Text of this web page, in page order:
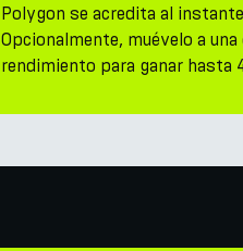
Polygon se acredita al
Opcionalmente, muévelo a
rendimiento para ganar hasta